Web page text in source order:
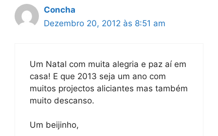
Concha
Dezembro 20, 2012 às 8:51 am
Um Natal com muita alegria e paz aí em
casa! E que 2013 seja um ano com
muitos projectos aliciantes mas também
muito descanso.
Um beijinho,